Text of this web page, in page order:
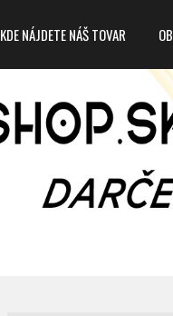
KDE NÁJDETE NÁŠ TOVAR